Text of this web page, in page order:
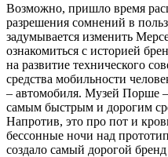
Возможно, пришло время
разрешения сомнений в
задумывается изменить
ознакомиться с историей
на развитие технического
средства мобильности
– автомобиля. Музей Порше
самым быстрым и дорогим
Напротив, это про пот и
бессонные ночи над
создало самый дорогой